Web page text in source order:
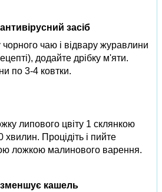
засіб
чорного чаю і відвару журавлини
додайте дрібку м'яти.
по 3-4 ковтки.
липового цвіту 1 склянкою
хвилин. Процідіть і пийте
ложкою малинового варення.
кашель